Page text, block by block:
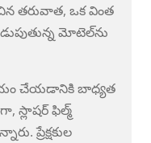
తరువాత, ఒక వింత
మోటెల్‌ను
చేయడానికి బాధ్యత
స్లాషర్ ఫిల్మ్
ప్రేక్షకుల